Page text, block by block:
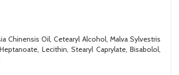
Chinensis Oil, Cetearyl Alcohol, Malva Sylvestris
Lecithin, Stearyl Caprylate, Bisabolol,